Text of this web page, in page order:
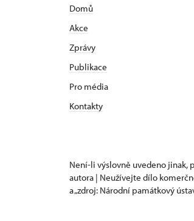
Domů
Akce
Zprávy
Publikace
Pro média
Kontakty
Není-li výslovně uvedeno jinak,
autora | Neužívejte dílo
a „zdroj: Národní památkový